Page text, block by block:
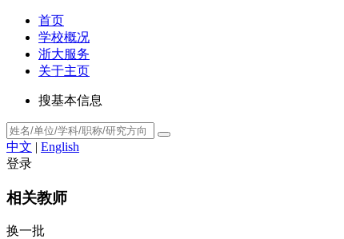
首页
学校概况
浙大服务
关于主页
搜基本信息
中文 | English
登录
相关教师
换一批